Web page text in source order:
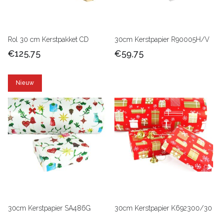
Rol 30 cm Kerstpakket CD
€125,75
30cm Kerstpapier R90005H/V
€59,75
Nieuw
30cm Kerstpapier SA486G 30cm Kerstpapier K692300/30